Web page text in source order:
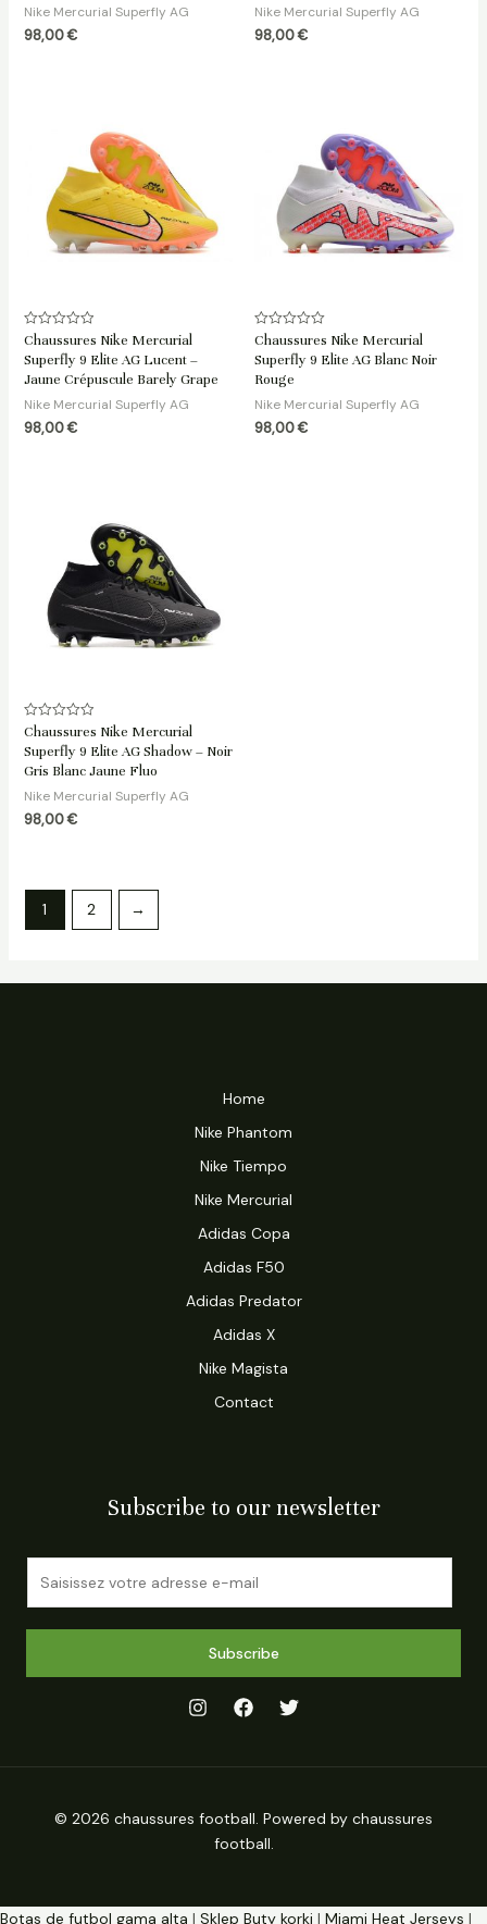
Nike Mercurial Superfly AG
98,00€
Nike Mercurial Superfly AG
98,00€
Note
sur
5
Chaussures Nike Mercurial
Superfly 9 Elite AG Lucent –
Jaune Crépuscule Barely Grape
Nike Mercurial Superfly AG
98,00€
Note
sur
5
Chaussures Nike Mercurial
Superfly 9 Elite AG Blanc Noir
Rouge
Nike Mercurial Superfly AG
98,00€
Note
sur
5
Chaussures Nike Mercurial
Superfly 9 Elite AG Shadow – Noir
Gris Blanc Jaune Fluo
Nike Mercurial Superfly AG
98,00€
1 2 →
Home
Nike Phantom
Nike Tiempo
Nike Mercurial
Adidas Copa
Adidas F50
Adidas Predator
Adidas X
Nike Magista
Contact
Subscribe to our newsletter
Subscribe
© 2026 chaussures football. Powered by chaussures
football.
Botas de futbol gama alta | Sklep Buty korki | Miami Heat Jerseys |